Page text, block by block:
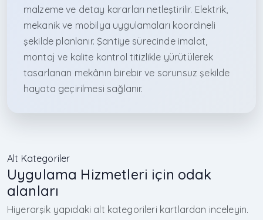
malzeme ve detay kararları netleştirilir. Elektrik,
mekanik ve mobilya uygulamaları koordineli
şekilde planlanır. Şantiye sürecinde imalat,
montaj ve kalite kontrol titizlikle yürütülerek
tasarlanan mekânın birebir ve sorunsuz şekilde
hayata geçirilmesi sağlanır.
Alt Kategoriler
Uygulama Hizmetleri için odak
alanları
Hiyerarşik yapıdaki alt kategorileri kartlardan inceleyin.